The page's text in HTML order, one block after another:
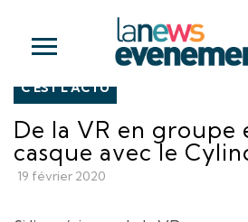
C'EST L'ACTU
De la VR en groupe
casque avec le
19 février 2020